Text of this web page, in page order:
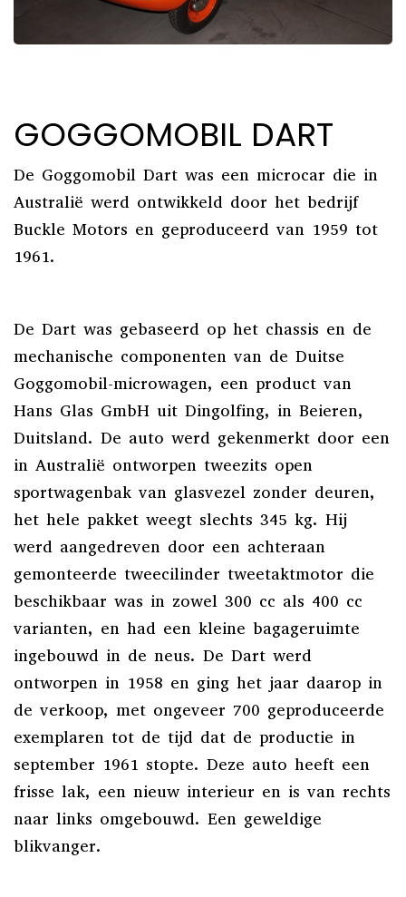
GOGGOMOBIL DART
De Goggomobil Dart was een microcar die in
Australië werd ontwikkeld door het bedrijf
Buckle Motors en geproduceerd van 1959 tot
1961.
De Dart was gebaseerd op het chassis en de
mechanische componenten van de Duitse
Goggomobil-microwagen, een product van
Hans Glas GmbH uit Dingolfing, in Beieren,
Duitsland. De auto werd gekenmerkt door een
in Australië ontworpen tweezits open
sportwagenbak van glasvezel zonder deuren,
het hele pakket weegt slechts 345 kg. Hij
werd aangedreven door een achteraan
gemonteerde tweecilinder tweetaktmotor die
beschikbaar was in zowel 300 cc als 400 cc
varianten, en had een kleine bagageruimte
ingebouwd in de neus. De Dart werd
ontworpen in 1958 en ging het jaar daarop in
de verkoop, met ongeveer 700 geproduceerde
exemplaren tot de tijd dat de productie in
september 1961 stopte. Deze auto heeft een
frisse lak, een nieuw interieur en is van rechts
naar links omgebouwd. Een geweldige
blikvanger.